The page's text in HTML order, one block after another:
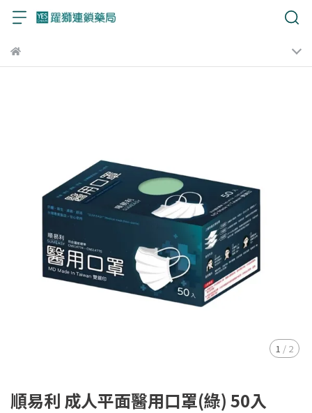
1 / 2
順易利 成人平面醫用口罩(綠) 50入